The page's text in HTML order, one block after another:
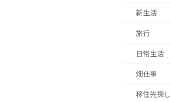
新生活
旅行
日常生活
畑仕事
移住先探し